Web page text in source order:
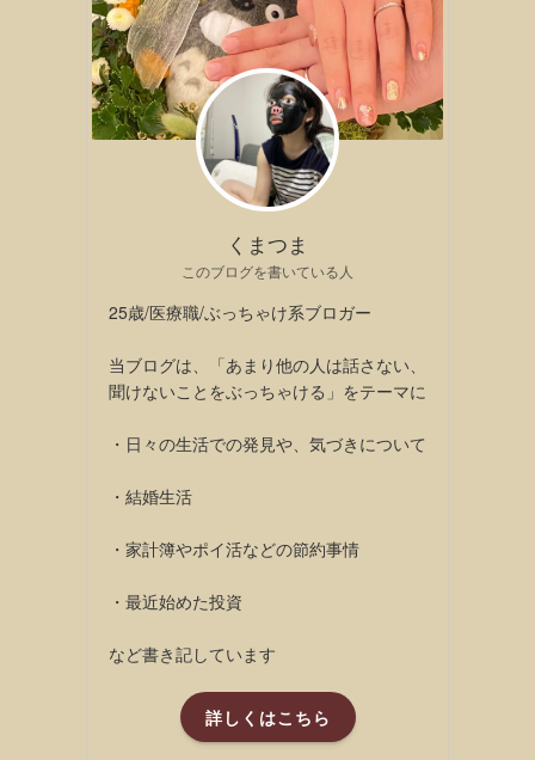
くまつま
このブログを書いている人
25歳/医療職/ぶっちゃけ系ブロガー
当ブログは、「あまり他の人は話さない、
聞けないことをぶっちゃける」をテーマに
・日々の生活での発見や、気づきについて
・結婚生活
・家計簿やポイ活などの節約事情
・最近始めた投資
など書き記しています
詳しくはこちら